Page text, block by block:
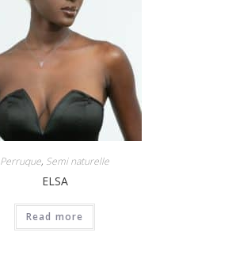
Perruque, Semi naturelle
ELSA
Read more